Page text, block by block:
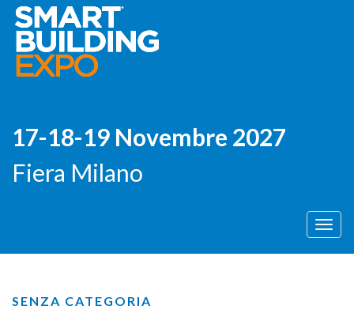
17-18-19 Novembre 2027
Fiera Milano
Menù
SENZA CATEGORIA